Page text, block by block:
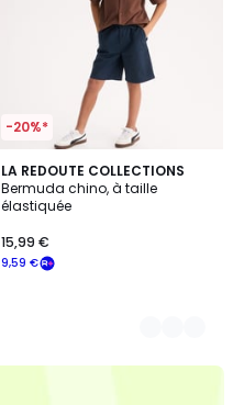
-20%*
LA REDOUTE COLLECTIONS
Bermuda chino, à taille
élastiquée
9,59 €
15,99 €
2
Couleurs